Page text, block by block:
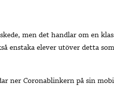
men det handlar om en
enstaka elever utöver detta
ner Coronablinkern på sin